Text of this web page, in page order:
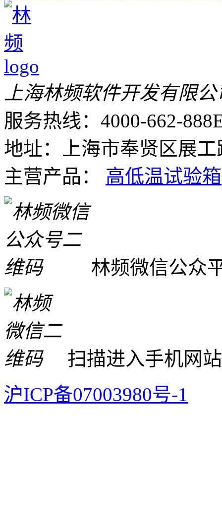
上海林频软件开发有限公
服务热线：4000-662-888
地址：上海市奉贤区展工
主营产品： 高低温试验箱
林频微信公众
扫描进入手机网
沪ICP备07003980号-1